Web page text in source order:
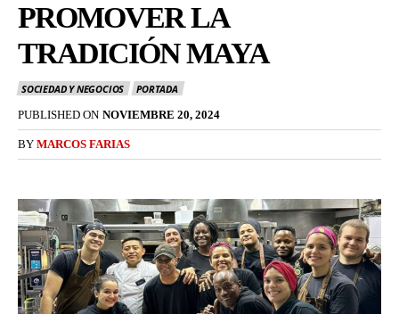
PROMOVER LA
TRADICIÓN MAYA
SOCIEDAD Y NEGOCIOS
PORTADA
PUBLISHED ON NOVIEMBRE 20, 2024
BY MARCOS FARIAS